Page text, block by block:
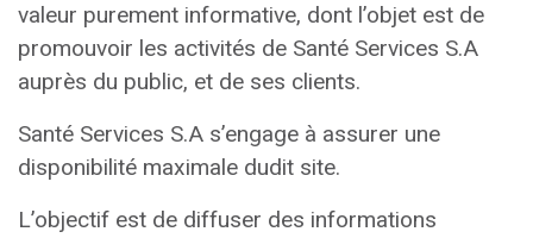
valeur purement informative, dont l’objet est de
promouvoir les activités de Santé Services S.A
auprès du public, et de ses clients.
Santé Services S.A s’engage à assurer une
disponibilité maximale dudit site.
L’objectif est de diffuser des informations